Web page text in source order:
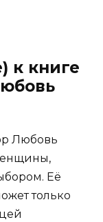
к книге
Любовь
Её
только